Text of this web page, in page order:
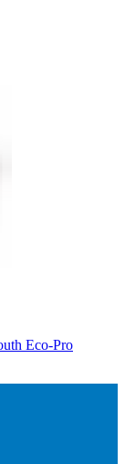
Eco-Pro